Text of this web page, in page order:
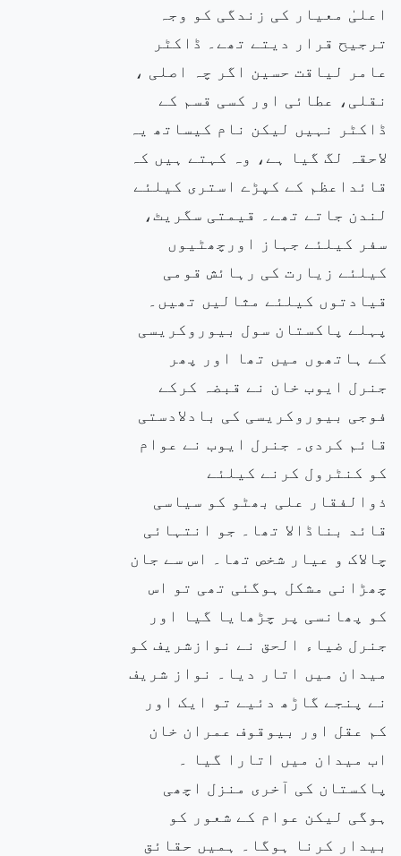
اعلیٰ معیار کی زندگی کو وجہ
ترجیح قرار دیتے تھے۔ ڈاکٹر
عامر لیاقت حسین اگر چہ اصلی ،
نقلی، عطائی اور کسی قسم کے
ڈاکٹر نہیں لیکن نام کیساتھ یہ
لاحقہ لگ گیا ہے، وہ کہتے ہیں کہ
قائداعظم کے کپڑے استری کیلئے
لندن جاتے تھے۔ قیمتی سگریٹ،
سفر کیلئے جہاز اورچھٹیوں
کیلئے زیارت کی رہائش قومی
قیادتوں کیلئے مثالیں تھیں۔
پہلے پاکستان سول بیوروکریسی
کے ہاتھوں میں تھا اور پھر
جنرل ایوب خان نے قبضہ کرکے
فوجی بیوروکریسی کی بادلادستی
قائم کردی۔ جنرل ایوب نے عوام
کو کنٹرول کرنے کیلئے
ذوالفقار علی بھٹو کو سیاسی
قائد بناڈالا تھا۔ جو انتہائی
چالاک و عیار شخص تھا۔ اس سے جان
چھڑانی مشکل ہوگئی تھی تو اس
کو پھانسی پر چڑھایا گیا اور
جنرل ضیاء الحق نے نوازشریف کو
میدان میں اتار دیا۔ نواز شریف
نے پنجے گاڑھ دئیے تو ایک اور
کم عقل اور بیوقوف عمران خان
اب میدان میں اتارا گیا ۔
پاکستان کی آخری منزل اچھی
ہوگی لیکن عوام کے شعور کو
بیدار کرنا ہوگا۔ ہمیں حقائق